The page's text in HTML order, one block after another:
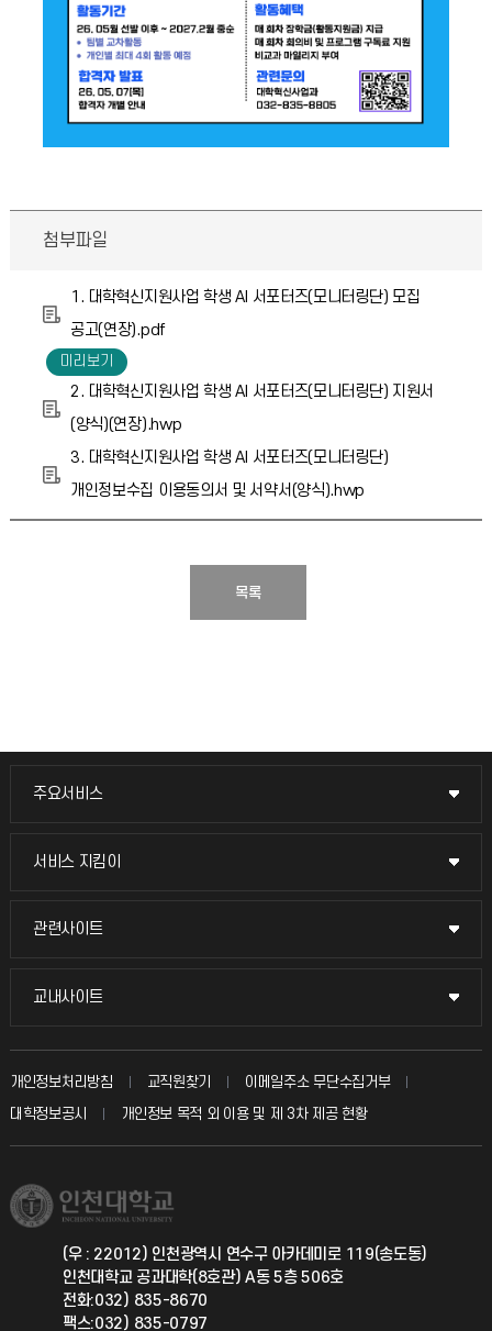
첨부파일
1. 대학혁신지원사업 학생 AI 서포터즈(모니터링단) 모집
공고(연장).pdf
2. 대학혁신지원사업 학생 AI 서포터즈(모니터링단) 지원서
(양식)(연장).hwp
3. 대학혁신지원사업 학생 AI 서포터즈(모니터링단)
개인정보수집 이용동의서 및 서약서(양식).hwp
목록
주요서비스
주요서비스
교무회의방송
입학안내
취업정보(학생)
서비스 지킴이
서비스 지킴이
묻고 답하기
칭찬마당
학생서비스 지킴이
관련사이트
관련사이트
국방헬프콜
총동문회
교내사이트
교내사이트
교수회
교육혁신본부
국제지원과
공자아카데미
개인정보처리방침 교직원찾기
이메일주소 무단수집거부
대학정보공시
개인정보 목적 외 이용 및 제 3차 제공 현황
(우 : 22012) 인천광역시 연수구 아카데미로 119(송도동)
인천대학교 공과대학(8호관) A동 5층 506호
전화:032) 835-8670
팩스:032) 835-0797